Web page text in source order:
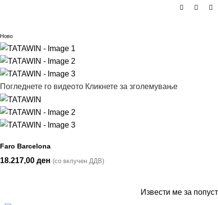
Ново
Погледнете го видеото Кликнете за зголемување
Faro Barcelona
18.217,00 ден (со вклучен ДДВ)
Извести ме за попуст